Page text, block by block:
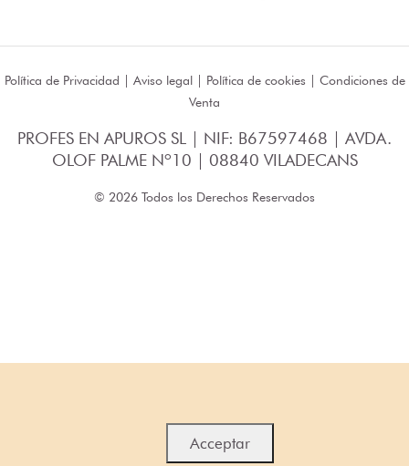
Política de Privacidad | Aviso legal| Política de cookies | Condiciones de
Venta
PROFES EN APUROS SL | NIF: B67597468 | AVDA.
OLOF PALME Nº10 | 08840 VILADECANS
© 2026 Todos los Derechos Reservados
Acceptar